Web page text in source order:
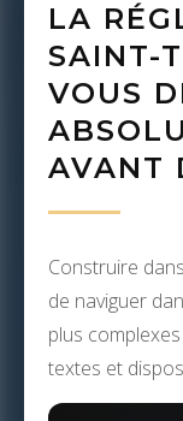
LA
SAINT-
VOUS
AVANT
Construire
de naviguer
plus
textes et